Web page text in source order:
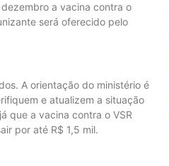
a vacina contra o
será oferecido pelo
A orientação do ministério é
e atualizem a situação
que a vacina contra o VSR
por até R$ 1,5 mil.